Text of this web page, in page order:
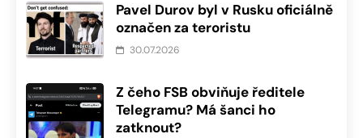
Pavel Durov byl v Rusku oficiálně
označen za teroristu
30.07.2026
Z čeho FSB obviňuje ředitele
Telegramu? Má šanci ho
zatknout?